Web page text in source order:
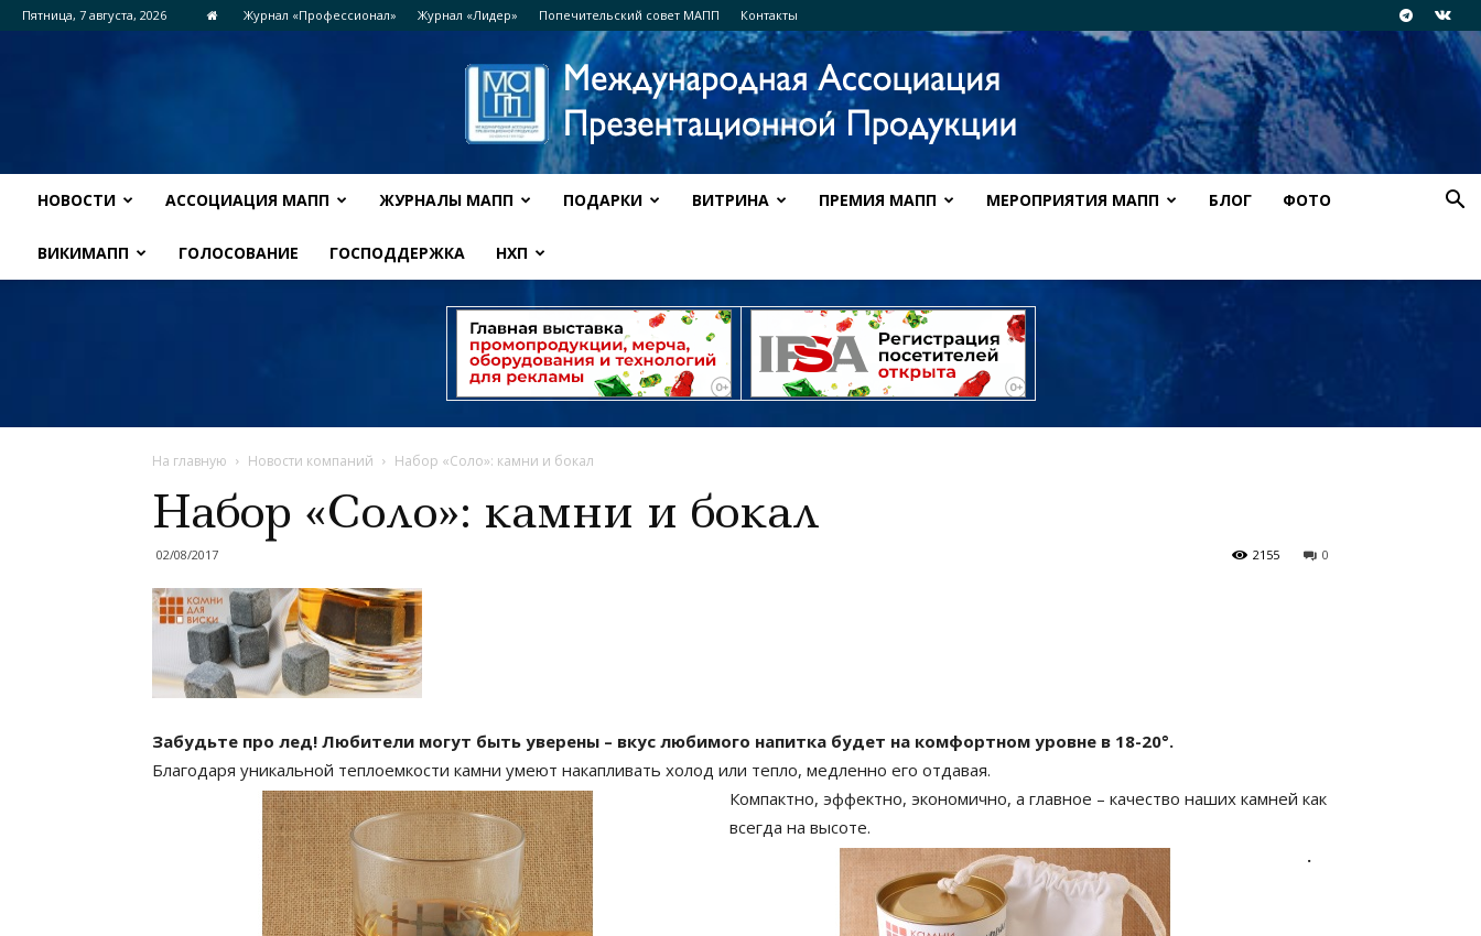
Пятница, 7 августа, 2026 Журнал «Профессионал» Журнал «Лидер» Попечительский совет МАПП Контакты
НОВОСТИ АССОЦИАЦИЯ МАПП ЖУРНАЛЫ МАПП ПОДАРКИ ВИТРИНА ПРЕМИЯ МАПП МЕРОПРИЯТИЯ МАПП БЛОГ ФОТО
ВИКИМАПП ГОЛОСОВАНИЕ ГОСПОДДЕРЖКА НХП
На главную Новости компаний Набор «Соло»: камни и бокал
Набор «Соло»: камни и бокал
02/08/2017 0
2155
Забудьте про лед! Любители могут быть уверены – вкус любимого напитка будет на комфортном уровне в 18-20°.
Благодаря уникальной теплоемкости камни умеют накапливать холод или тепло, медленно его отдавая.
Компактно, эффектно, экономично, а главное – качество наших камней как
всегда на высоте.
.